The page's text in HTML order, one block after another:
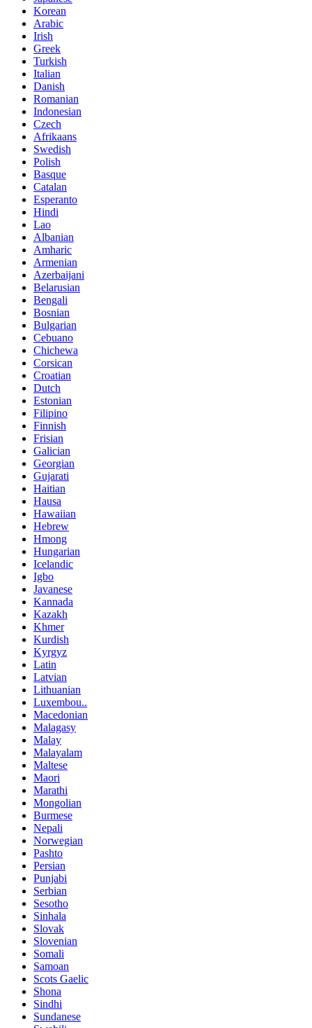
Korean
Arabic
Irish
Greek
Turkish
Italian
Danish
Romanian
Indonesian
Czech
Afrikaans
Swedish
Polish
Basque
Catalan
Esperanto
Hindi
Lao
Albanian
Amharic
Armenian
Azerbaijani
Belarusian
Bengali
Bosnian
Bulgarian
Cebuano
Chichewa
Corsican
Croatian
Dutch
Estonian
Filipino
Finnish
Frisian
Galician
Georgian
Gujarati
Haitian
Hausa
Hawaiian
Hebrew
Hmong
Hungarian
Icelandic
Igbo
Javanese
Kannada
Kazakh
Khmer
Kurdish
Kyrgyz
Latin
Latvian
Lithuanian
Luxembou..
Macedonian
Malagasy
Malay
Malayalam
Maltese
Maori
Marathi
Mongolian
Burmese
Nepali
Norwegian
Pashto
Persian
Punjabi
Serbian
Sesotho
Sinhala
Slovak
Slovenian
Somali
Samoan
Scots Gaelic
Shona
Sindhi
Sundanese